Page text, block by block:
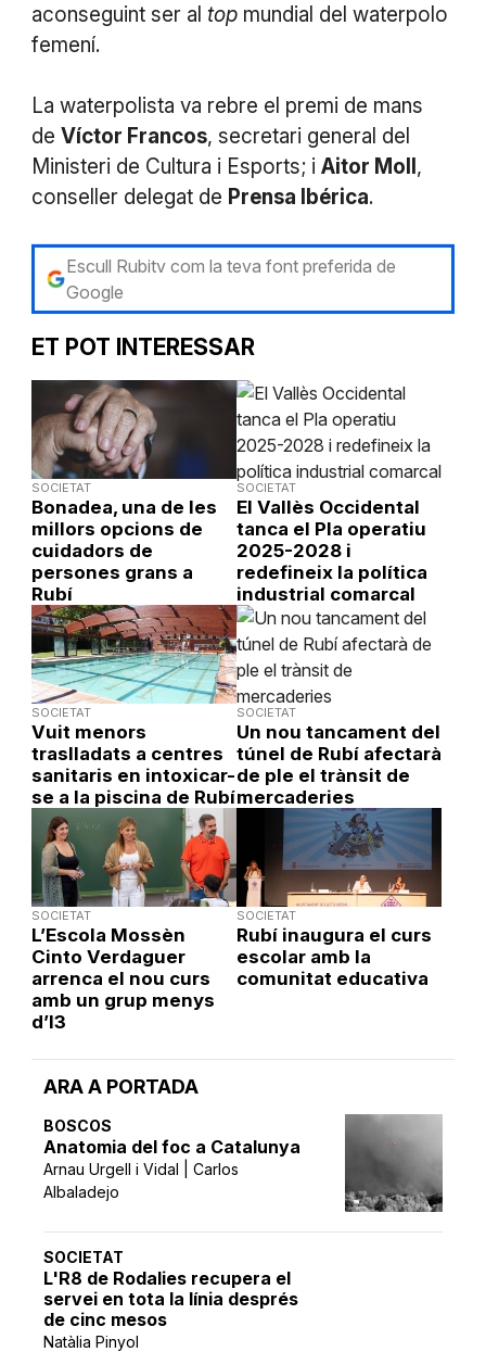
ARA A PORTADA
BOSCOS
Anatomia del foc a Catalunya
Arnau Urgell i Vidal | Carlos
Albaladejo
SOCIETAT
L'R8 de Rodalies recupera el
servei en tota la línia després
de cinc mesos
Natàlia Pinyol
aconseguint ser al topmundial del waterpolo
femení.
La waterpolista va rebre el premi de mans
de Víctor Francos, secretari general del
Ministeri de Cultura i Esports; i Aitor Moll ,
conseller delegat de Prensa Ibérica.
Escull Rubitv com la teva font preferida de
Google
ET POT INTERESSAR
SOCIETAT
Bonadea, una de les
millors opcions de
cuidadors de
persones grans a
Rubí
SOCIETAT
El Vallès Occidental
tanca el Pla operatiu
2025-2028 i
redefineix la política
industrial comarcal
SOCIETAT
Vuit menors
traslladats a centres
sanitaris en intoxicar-
se a la piscina de Rubí
SOCIETAT
Un nou tancament del
túnel de Rubí afectarà
de ple el trànsit de
mercaderies
SOCIETAT
L’Escola Mossèn
Cinto Verdaguer
arrenca el nou curs
amb un grup menys
d’I3
SOCIETAT
Rubí inaugura el curs
escolar amb la
comunitat educativa